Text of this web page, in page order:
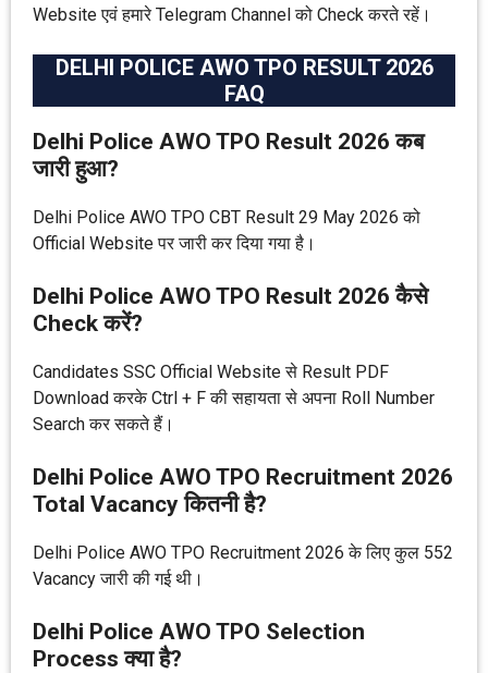
Website एवं हमारे Telegram Channel को Check करते रहें।
DELHI POLICE AWO TPO RESULT 2026
FAQ
Delhi Police AWO TPO Result 2026 कब
जारी हुआ?
Delhi Police AWO TPO CBT Result 29 May 2026 को
Official Website पर जारी कर दिया गया है।
Delhi Police AWO TPO Result 2026 कैसे
Check करें?
Candidates SSC Official Website से Result PDF
Download करके Ctrl + F की सहायता से अपना Roll Number
Search कर सकते हैं।
Delhi Police AWO TPO Recruitment 2026
Total Vacancy कितनी है?
Delhi Police AWO TPO Recruitment 2026 के लिए कुल 552
Vacancy जारी की गई थी।
Delhi Police AWO TPO Selection
Process क्या है?